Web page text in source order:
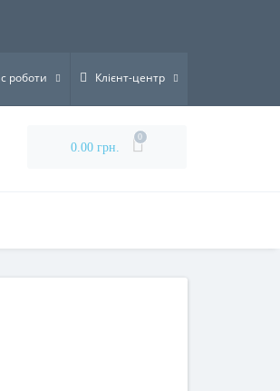
роботи Клієнт-центр
0.00 грн.
0